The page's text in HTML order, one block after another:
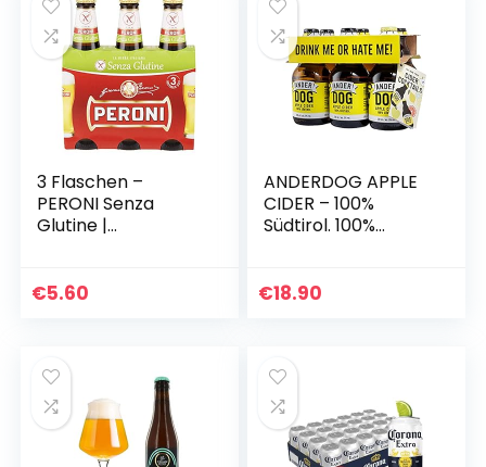
3 Flaschen –
PERONI Senza
Glutine |
Liter; 4,7% Vol. |
€5.60
ANDERDOG APPLE
CIDER – 100%
Südtirol. 100%
€18.90